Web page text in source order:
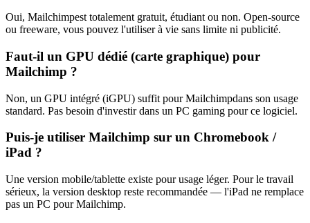
Oui, Mailchimpest totalement gratuit, étudiant ou non. Open-source
ou freeware, vous pouvez l'utiliser à vie sans limite ni publicité.
Faut-il un GPU dédié (carte graphique) pour
Mailchimp ?
Non, un GPU intégré (iGPU) suffit pourMailchimpdans son usage
standard. Pas besoin d'investir dans un PC gaming pour ce logiciel.
Puis-je utiliser Mailchimp sur un Chromebook /
iPad ?
Une version mobile/tablette existe pour usage léger. Pour le travail
sérieux, la version desktop reste recommandée — l'iPad ne remplace
pas un PC pourMailchimp.